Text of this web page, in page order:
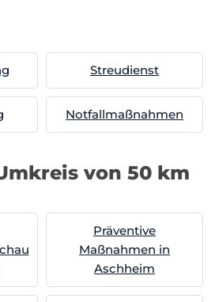
Streudienst
Notfallmaßnahmen
von 50 km
Präventive
Maßnahmen in
Aschheim